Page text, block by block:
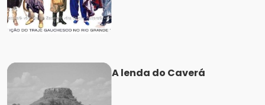
A lenda do Caverá